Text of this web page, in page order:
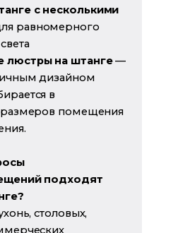
с несколькими
равномерного
люстры на штанге—
дизайном
в
размеров помещения
подходят
столовых,